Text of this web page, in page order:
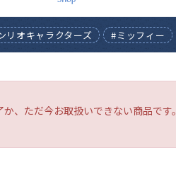
リオキャラクターズ #ミッフィー
、ただ今お取扱いできない商品です。